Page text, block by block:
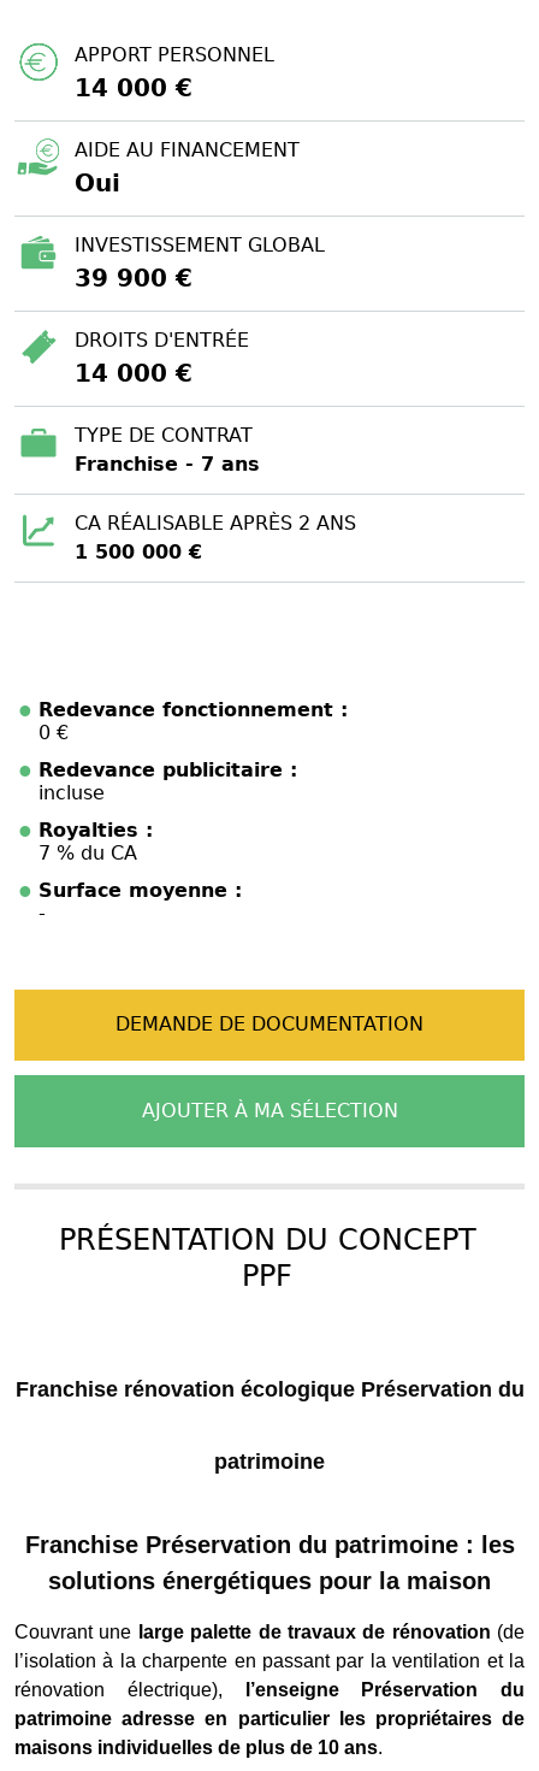
APPORT PERSONNEL
14 000 €
AIDE AU FINANCEMENT
Oui
INVESTISSEMENT GLOBAL
39 900 €
DROITS D'ENTRÉE
14 000 €
TYPE DE CONTRAT
Franchise - 7 ans
CA RÉALISABLE APRÈS 2 ANS
1 500 000 €
Redevance fonctionnement :
0 €
Redevance publicitaire :
incluse
Royalties :
7 % du CA
Surface moyenne :
-
DEMANDE DE DOCUMENTATION
AJOUTER À MA SÉLECTION
PRÉSENTATION DU CONCEPT
PPF
Franchise rénovation écologique Préservation du
patrimoine
Franchise Préservation du patrimoine : les
solutions énergétiques pour la maison
Couvrant une large palette de travaux de rénovation (de
l’isolation à la charpente en passant par la ventilation et la
rénovation électrique),
l’enseigne Préservation du
patrimoine adresse en particulier les propriétaires de
maisons individuelles de plus de 10 ans.